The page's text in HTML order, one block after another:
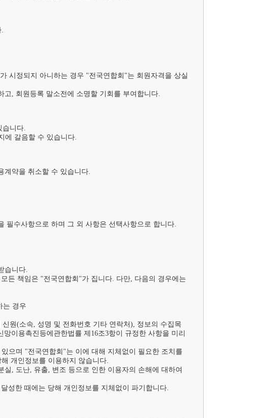
시정되지 아니하는 경우 "전국연합회"는 회원자격을 상실
, 회원등록 말소전에 소명할 기회를 부여합니다.
습니다.
에 갈음할 수 있습니다.
계약을 취소할 수 있습니다.
수사항으로 하며 그 외 사항은 선택사항으로 합니다.
습니다.
든 책임은 "전국연합회"가 집니다. 다만, 다음의 경우에는
는 경우
원(소속, 성명 및 전화번호 기타 연락처), 정보의 수집목
이용촉진등에관한법률 제16조3항이 규정한 사항을 미리
으며 "전국연합회"는 이에 대해 지체없이 필요한 조치를
개인정보를 이용하지 않습니다.
, 도난, 유출, 변조 등으로 인한 이용자의 손해에 대하여
성한 때에는 당해 개인정보를 지체없이 파기합니다.